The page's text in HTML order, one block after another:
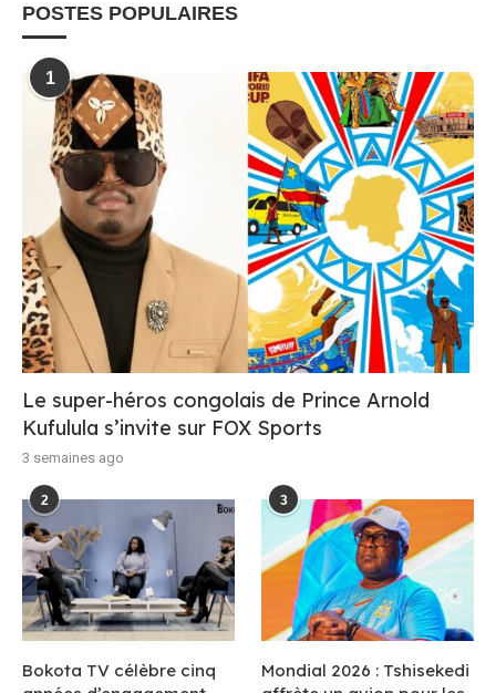
POSTES POPULAIRES
1
Le super-héros congolais de Prince Arnold
Kufulula s’invite sur FOX Sports
3 semaines ago
2
Bokota TV célèbre cinq
3
Mondial 2026 : Tshisekedi